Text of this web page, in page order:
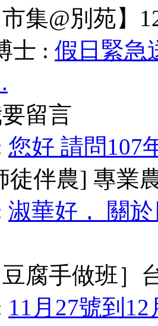
市集@別苑】
士 : 假日緊急
留言
您好 請問107
徒伴農] 專業
淑華好， 關
豆腐手做班］
11月27號到